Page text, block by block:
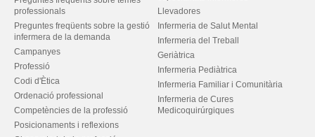
professionals
Preguntes freqüents sobre la gestió
infermera de la demanda
Campanyes
Professió
Codi d'Ètica
Ordenació professional
Competències de la professió
Posicionaments i reflexions
Llevadores
Infermeria de Salut Mental
Infermeria del Treball
Geriàtrica
Infermeria Pediàtrica
Infermeria Familiar i Comunitària
Infermeria de Cures
Medicoquirúrgiques